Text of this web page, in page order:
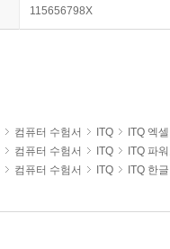
115656798X
컴퓨터 수험서 ITQ
ITQ 엑셀
컴퓨터 수험서 ITQ
ITQ 파
컴퓨터 수험서 ITQ ITQ 한글